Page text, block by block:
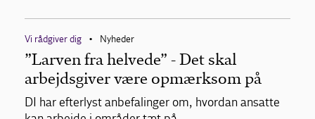
Vi rådgiver dig • Nyheder
”Larven fra helvede” - Det skal
arbejdsgiver være opmærksom på
DI har efterlyst anbefalinger om, hvordan ansatte